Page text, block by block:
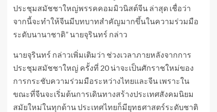
ประชุมสมัชชาใหญ่พรรคคอมมิวนิสต์จีน ล่าสุด เชื่อว่า
จากนี้จะทำให้จีนมีบทบาทสำคัญมากขึ้นในความร่วมมือ
ระดับนานาชาติ” นายจุรินทร์ กล่าว
นายจุรินทร์ กล่าวเพิ่มเติมว่า ช่วงเวลาภายหลังจากการ
ประชุมสมัชชาใหญ่ ครั้งที่ 20 น่าจะเป็นศักราชใหม่ของ
การกระชับความร่วมมือระหว่างไทยและจีน เพราะใน
ขณะที่จีนจะเริ่มต้นการเดินทางสร้างประเทศสังคมนิยม
สมัยใหม่ในทุกด้าน ประเทศไทยก็มียุทธศาสตร์ระดับชาติ